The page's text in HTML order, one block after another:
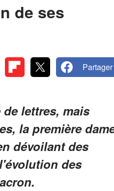
de ses
Partager
lettres, mais
la première
dévoilant des
des